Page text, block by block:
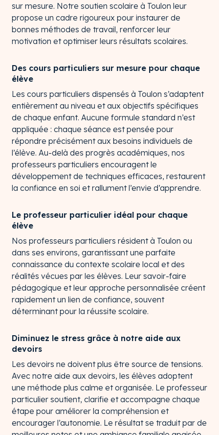
sur mesure. Notre soutien scolaire à Toulon leur
propose un cadre rigoureux pour instaurer de
bonnes méthodes de travail, renforcer leur
motivation et optimiser leurs résultats scolaires.
Des cours particuliers sur mesure pour chaque
élève
Les cours particuliers dispensés à Toulon s’adaptent
entièrement au niveau et aux objectifs spécifiques
de chaque enfant. Aucune formule standard n’est
appliquée : chaque séance est pensée pour
répondre précisément aux besoins individuels de
l’élève. Au-delà des progrès académiques, nos
professeurs particuliers encouragent le
développement de techniques efficaces, restaurent
la confiance en soi et rallument l’envie d’apprendre.
Le professeur particulier idéal pour chaque
élève
Nos professeurs particuliers résident à Toulon ou
dans ses environs, garantissant une parfaite
connaissance du contexte scolaire local et des
réalités vécues par les élèves. Leur savoir-faire
pédagogique et leur approche personnalisée créent
rapidement un lien de confiance, souvent
déterminant pour la réussite scolaire.
Diminuez le stress grâce à notre aide aux
devoirs
Les devoirs ne doivent plus être source de tensions.
Avec notre aide aux devoirs, les élèves adoptent
une méthode plus calme et organisée. Le professeur
particulier soutient, clarifie et accompagne chaque
étape pour améliorer la compréhension et
encourager l’autonomie. Le résultat se traduit par de